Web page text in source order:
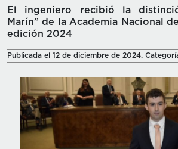
El ingeniero recibió la
Marín” de la Academia Nacional
edición 2024
Publicada el 12 de diciembre de 2024.